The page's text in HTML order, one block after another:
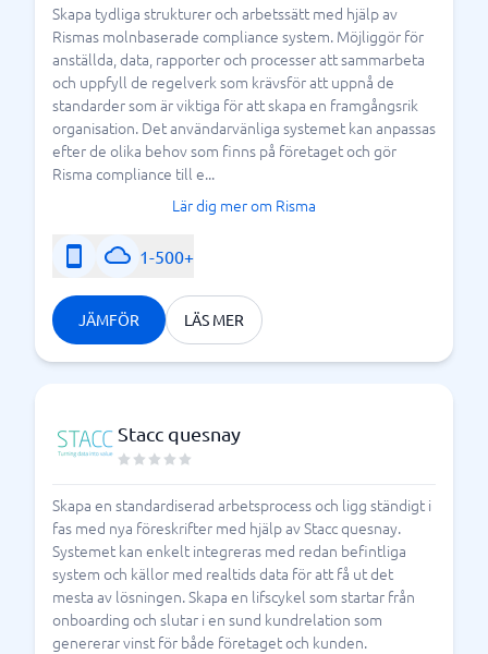
Skapa tydliga strukturer och arbetssätt med hjälp av
Rismas molnbaserade compliance system. Möjliggör för
anställda, data, rapporter och processer att sammarbeta
och uppfyll de regelverk som krävsför att uppnå de
standarder som är viktiga för att skapa en framgångsrik
organisation. Det användarvänliga systemet kan anpassas
efter de olika behov som finns på företaget och gör
Risma compliance till e...
Lär dig mer om Risma
1-500+
JÄMFÖR LÄS MER
Stacc quesnay
Skapa en standardiserad arbetsprocess och ligg ständigt i
fas med nya föreskrifter med hjälp av Stacc quesnay.
Systemet kan enkelt integreras med redan befintliga
system och källor med realtids data för att få ut det
mesta av lösningen. Skapa en lifscykel som startar från
onboarding och slutar i en sund kundrelation som
genererar vinst för både företaget och kunden.